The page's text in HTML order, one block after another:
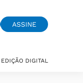
ASSINE
EDIÇÃO DIGITAL